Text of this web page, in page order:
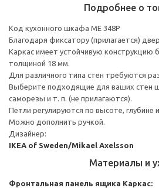
Подробнее о
Код кухонного шкафа ME 348P
Благодаря фиксатору (прилагается)
Каркас имеет устойчивую конструкцию
толщиной 18 мм.
Для различного типа стен требуются
Выберите подходящие для ваших стен
саморезы и т. п. (не прилагаются).
Петли регулируются по высоте, глубине
Можно дополнить ручкой.
Дизайнер:
IKEA of Sweden/Mikael Axelsson
Материалы и
Фронтальная панель ящика Каркас: